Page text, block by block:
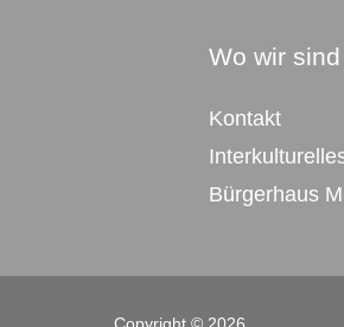
Wo wir sind
Kontakt
Bürgerhaus
Copyright © 2026